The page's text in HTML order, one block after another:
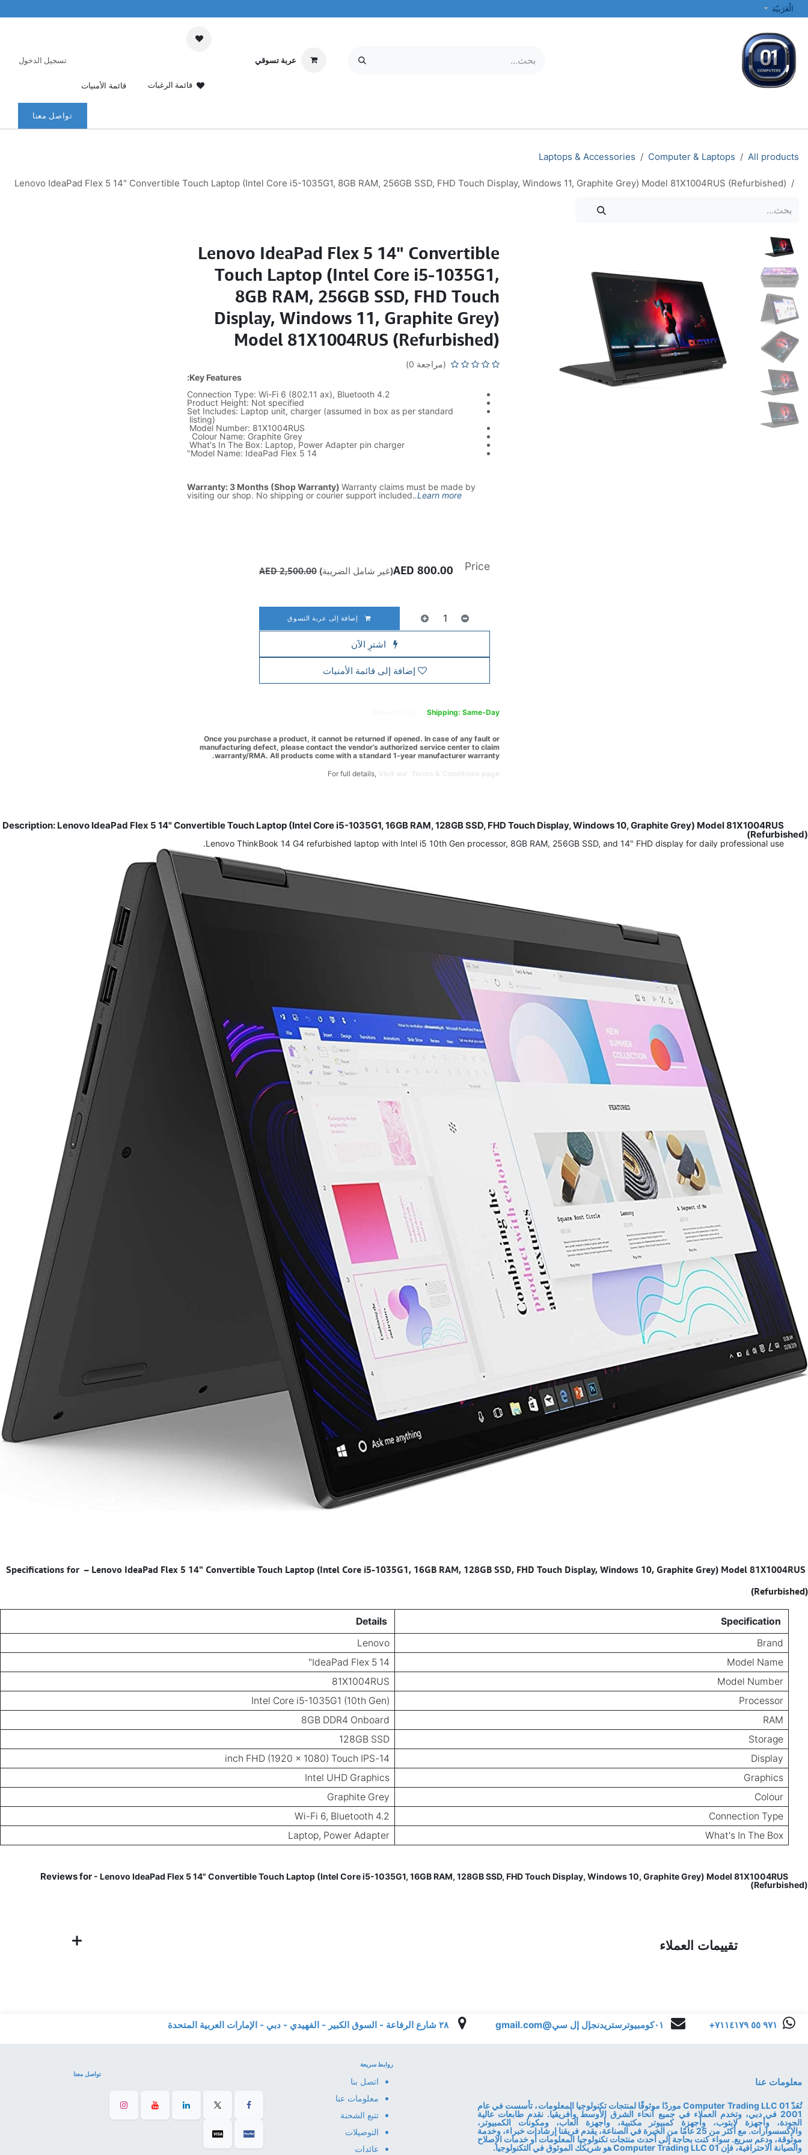
تخطي للذهاب إلى المحتوى
الْعَرَبيّة
عربة تسوقي
قائمة الرغبات قائمة الأمنيات
تسجيل الدخول
تواصل معنا
All products
Computer & Laptops
Laptops & Accessories
Lenovo IdeaPad Flex 5 14" Convertible Touch Laptop (Intel Core i5-1035G1, 8GB RAM, 256GB SSD, FHD Touch Display, Windows 11, Graphite Grey) Model 81X1004RUS (Refurbished)
Lenovo IdeaPad Flex 5 14" Convertible
Touch Laptop (Intel Core i5-1035G1,
8GB RAM, 256GB SSD, FHD Touch
Display, Windows 11, Graphite Grey)
Model 81X1004RUS (Refurbished)
(مراجعة 0)
Key Features:
Connection Type: Wi-Fi 6 (802.11 ax), Bluetooth 4.2
Product Height: Not specified
Set Includes: Laptop unit, charger (assumed in box as per standard
listing)
Model Number: 81X1004RUS
Colour Name: Graphite Grey
What's In The Box: Laptop, Power Adapter pin charger
Model Name: IdeaPad Flex 5 14"
Warranty: 3 Months (Shop Warranty)Warranty claims must be made by
visiting our shop. No shipping or courier support included..Learn more
إضافة إلى عربة التسوق
اشترِ الآن
إضافة إلى قائمة الأمنيات
Price
800.00
AED (غير شامل الضريبة) 2,500.00
AED
Shipping: Same-Day
Once you purchase a product, it cannot be returned if opened. In case of any fault or
manufacturing defect, please contact the vendor’s authorized service center to claim
warranty/RMA. All products come with a standard 1-year manufacturer warranty.
For full details,
Description: Lenovo IdeaPad Flex 5 14" Convertible Touch Laptop (Intel Core i5-1035G1, 16GB RAM, 128GB SSD, FHD Touch Display, Windows 10, Graphite Grey) Model 81X1004RUS
(Refurbished)
Lenovo ThinkBook 14 G4 refurbished laptop with Intel i5 10th Gen processor, 8GB RAM, 256GB SSD, and 14" FHD display for daily professional use.
– Lenovo IdeaPad Flex 5 14" Convertible Touch Laptop (Intel Core i5-1035G1, 16GB RAM, 128GB SSD, FHD Touch Display, Windows 10, Graphite Grey) Model 81X1004RUS
(Refurbished)
Specification
Details
Brand
Lenovo
Model Name
IdeaPad Flex 5 14"
Model Number
81X1004RUS
Processor
Intel Core i5-1035G1 (10th Gen)
RAM
8GB DDR4 Onboard
Storage
128GB SSD
Display
14-inch FHD (1920 x 1080) Touch IPS
Graphics
Intel UHD Graphics
Colour
Graphite Grey
Connection Type
Wi-Fi 6, Bluetooth 4.2
What's In The Box
Laptop, Power Adapter
- Lenovo IdeaPad Flex 5 14" Convertible Touch Laptop (Intel Core i5-1035G1, 16GB RAM, 128GB SSD, FHD Touch Display, Windows 10, Graphite Grey) Model 81X1004RUS
(Refurbished)
تقييمات العملاء
معلومات عنا
تُعَدّ 01 Computer Trading LLC موردًا موثوقًا لمنتجات تكنولوجيا المعلومات، تأسست في عام
2001 في دبي، وتخدم العملاء في جميع أنحاء الشرق الأوسط وأفريقيا. نقدم طابعات عالية
الجودة، وأجهزة لابتوب، وأجهزة كمبيوتر مكتبية، وأجهزة ألعاب، ومكونات الكمبيوتر،
والإكسسوارات. مع أكثر من 25 عامًا من الخبرة في الصناعة، يقدم فريقنا إرشادات خبراء، وخدمة
موثوقة، ودعم سريع. سواء كنت بحاجة إلى أحدث منتجات تكنولوجيا المعلومات أو خدمات الإصلاح
والصيانة الاحترافية، فإن 01 Computer Trading LLC هو شريكك الموثوق في التكنولوجيا.
روابط سريعة
اتصل بنا
معلومات عنا
تتبع الشحنة
التوصيلات
عائدات
تواصل معنا
+٩٧١ ٥٥ ٧١١٤١٧٩ ٢٨ شارع الرفاعة - السوق الكبير - الفهيدي - دبي - الإمارات العربية المتحدة